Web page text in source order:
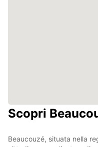
Scopri
Beaucouzé, situata nella